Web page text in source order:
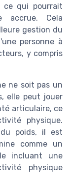
ce qui pourrait
accrue. Cela
gestion du
personne à
y compris
ne soit pas un
elle peut jouer
articulaire, ce
physique.
poids, il est
comme un
incluant une
physique